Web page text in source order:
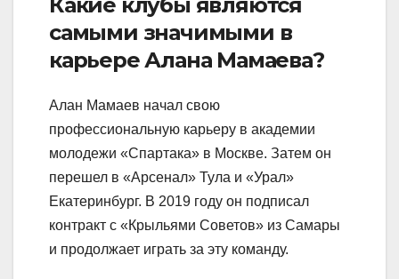
самыми значимыми в
карьере Алана Мамаева?
Алан Мамаев начал свою
профессиональную карьеру в академии
молодежи «Спартака» в Москве. Затем он
перешел в «Арсенал» Тула и «Урал»
Екатеринбург. В 2019 году он подписал
контракт с «Крыльями Советов» из Самары
и продолжает играть за эту команду.